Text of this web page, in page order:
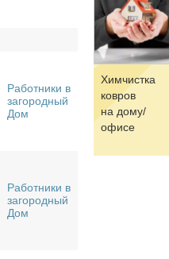
Хим­чист­ка
ков­ров
на до­му/
офи­се
Работники в
загородный
Дом
Работники в
загородный
Дом